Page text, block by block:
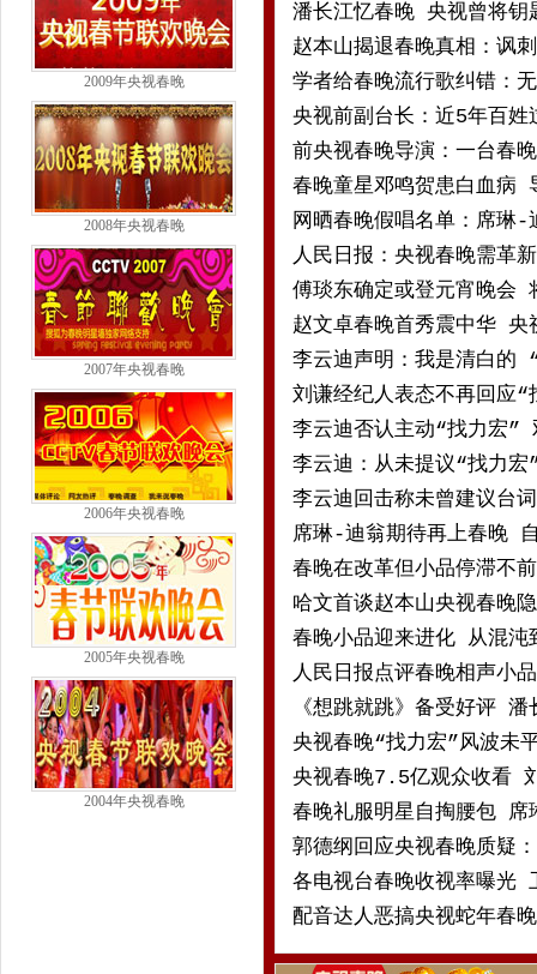
2009年央视春晚
2008年央视春晚
2007年央视春晚
2006年央视春晚
2005年央视春晚
2004年央视春晚
潘长江忆春晚 央视曾将钥
赵本山揭退春晚真相：讽
学者给春晚流行歌纠错：
央视前副台长：近5年百
前央视春晚导演：一台春
春晚童星邓鸣贺患白血病
网晒春晚假唱名单：席琳-
人民日报：央视春晚需革
傅琰东确定或登元宵晚会
赵文卓春晚首秀震中华 央
李云迪声明：我是清白的
刘谦经纪人表态不再回应
李云迪否认主动“找力宏”
李云迪：从未提议“找力
李云迪回击称未曾建议台
席琳-迪翁期待再上春晚
春晚在改革但小品停滞不
哈文首谈赵本山央视春晚
春晚小品迎来进化 从混沌
人民日报点评春晚相声小
《想跳就跳》备受好评
央视春晚“找力宏”风波未
央视春晚7.5亿观众收看
春晚礼服明星自掏腰包
郭德纲回应央视春晚质疑
各电视台春晚收视率曝光
配音达人恶搞央视蛇年春